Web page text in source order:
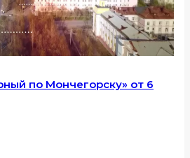
по Мончегорску» от 6